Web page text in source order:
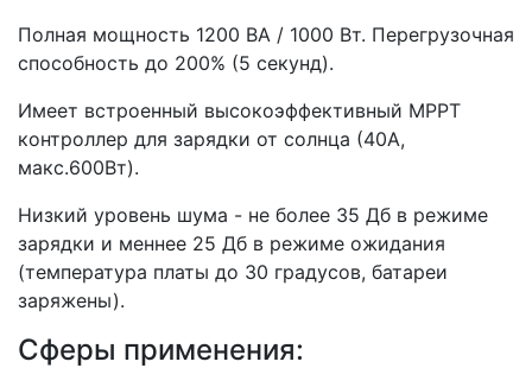
Полная мощность 1200 ВА / 1000 Вт. Перегрузочная
способность до 200% (5 секунд).
Имеет встроенный высокоэффективный MPPT
контроллер для зарядки от солнца (40А,
макс.600Вт).
Низкий уровень шума - не более 35 Дб в режиме
зарядки и меннее 25 Дб в режиме ожидания
(температура платы до 30 градусов, батареи
заряжены).
Сферы применения: